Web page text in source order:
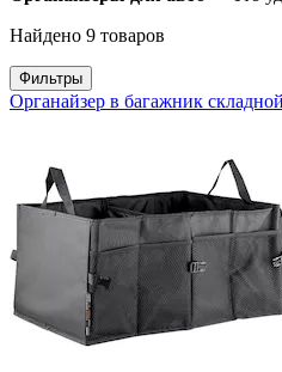
Найдено 9 товаров
Фильтры
Органайзер в багажник